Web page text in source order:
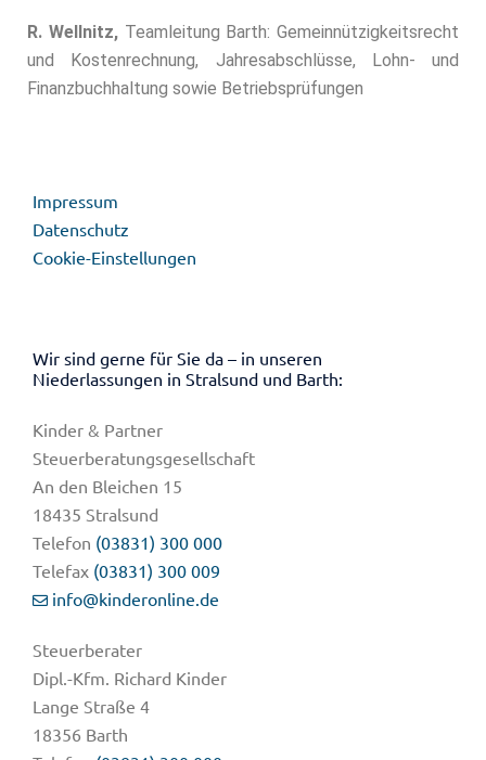
R. Wellnitz, Teamleitung Barth: Gemeinnützigkeitsrecht
und Kostenrechnung, Jahresabschlüsse, Lohn- und
Finanzbuchhaltung sowie Betriebsprüfungen
Impressum
Datenschutz
Cookie-Einstellungen
Wir sind gerne für Sie da – in unseren
Niederlassungen in Stralsund und Barth:
Kinder & Partner
Steuerberatungs­gesellschaft
An den Bleichen 15
18435 Stralsund
Telefon (03831) 300 000
Telefax (03831) 300 009
info@kinderonline.de
Steuerberater
Dipl.-Kfm. Richard Kinder
Lange Straße 4
18356 Barth